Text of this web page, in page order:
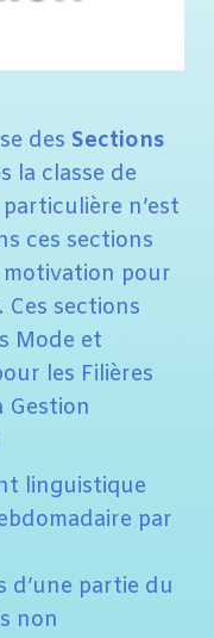
des Sections
la classe de
n’est
ces sections
pour
Ces sections
Mode et
les Filières
Gestion
linguistique
par
d’une partie du
non